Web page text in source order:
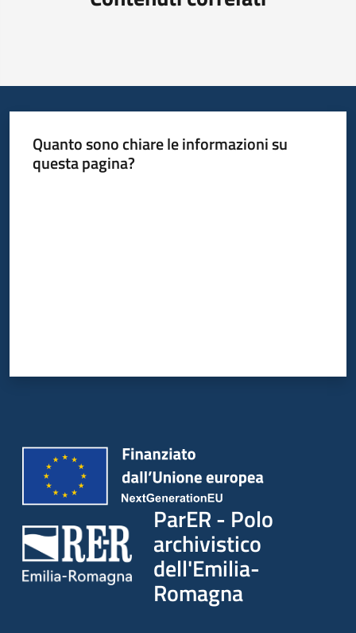
Quanto sono chiare le informazioni su
questa pagina?
ParER - Polo
archivistico
dell'Emilia-
Romagna